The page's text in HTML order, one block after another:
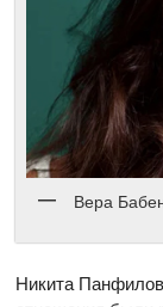
Вера
Никита